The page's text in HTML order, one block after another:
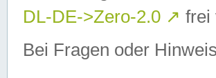
DL-DE->Zero-2.0 ↗ frei
Bei Fragen oder